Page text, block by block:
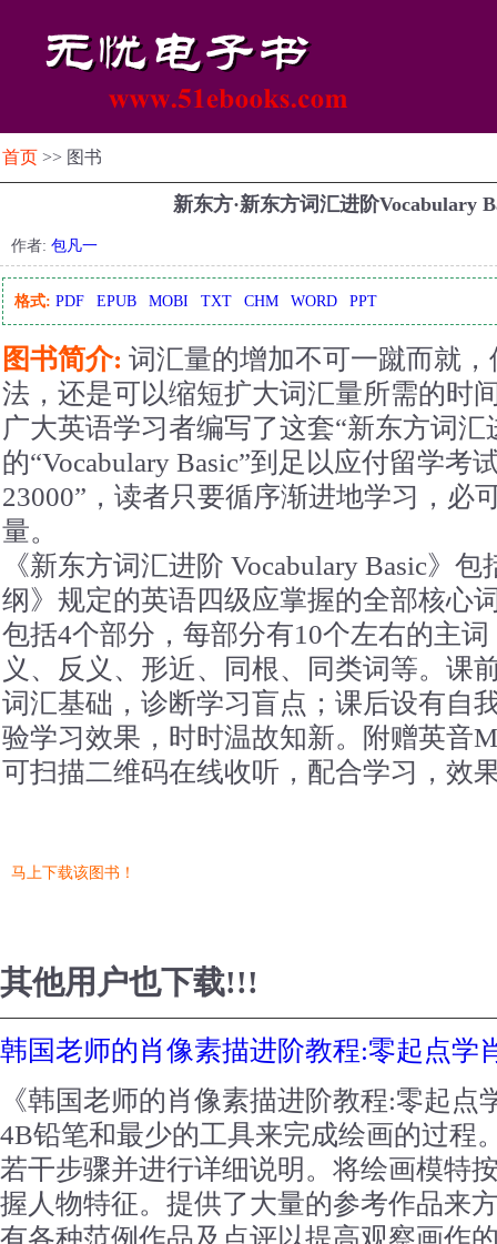
首页 >> 图书
新东方·新东方词汇进阶Vocabulary
作者: 包凡一
格式: PDF EPUB MOBI TXT CHM WORD PPT
图书简介: 词汇量的增加不可一蹴而就
法，还是可以缩短扩大词汇量所需的时
广大英语学习者编写了这套“新东方词汇
的“Vocabulary Basic”到足以应付留学考
23000”，读者只要循序渐进地学习，必
量。
《新东方词汇进阶 Vocabulary Basic》
纲》规定的英语四级应掌握的全部核心
包括4个部分，每部分有10个左右的主
义、反义、形近、同根、同类词等。课
词汇基础，诊断学习盲点；课后设有自
验学习效果，时时温故知新。附赠英音
可扫描二维码在线收听，配合学习，效
马上下载该图书！
其他用户也下载!!!
韩国老师的肖像素描进阶教程:零起点学
《韩国老师的肖像素描进阶教程:零起
4B铅笔和最少的工具来完成绘画的过程
若干步骤并进行详细说明。将绘画模特
握人物特征。提供了大量的参考作品来